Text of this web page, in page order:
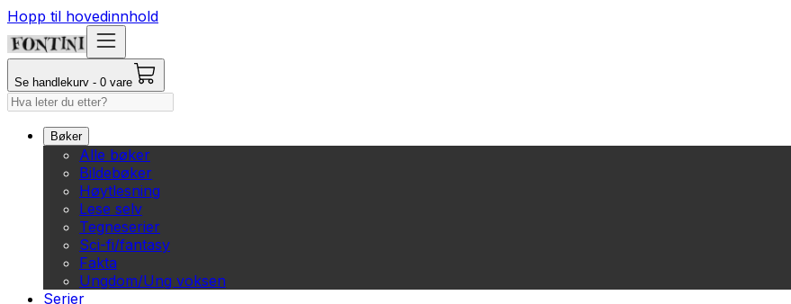
Hopp til hovedinnhold
Se handlekurv - 0 vare
Bøker
Alle bøker
Bildebøker
Høytlesning
Lese selv
Tegneserier
Sci-fi/fantasy
Fakta
Ungdom/Ung voksen
Serier